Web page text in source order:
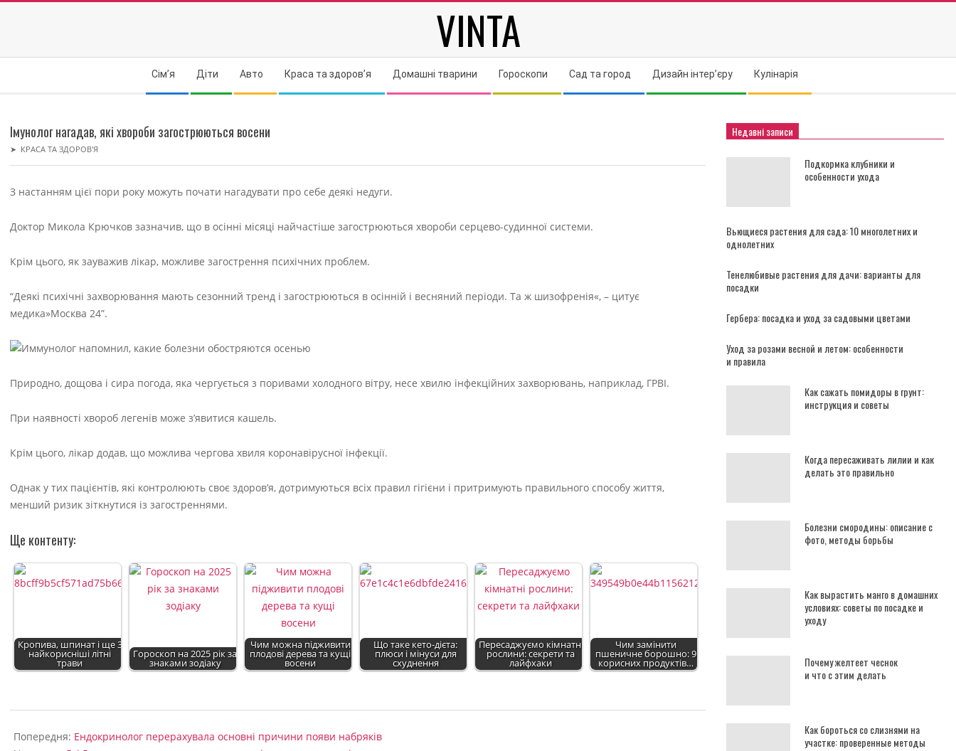
VINTA
Сім’я Діти Авто Краса та здоров’я Домашні тварини Гороскопи Сад та город Дизайн інтер’єру Кулінарія
Імунолог нагадав, які хвороби загострюються восени
➤ КРАСА ТА ЗДОРОВ'Я
З настанням цієї пори року можуть почати нагадувати про себе деякі недуги.
Доктор Микола Крючков зазначив, що в осінні місяці найчастіше загострюються хвороби серцево-судинної системи.
Крім цього, як зауважив лікар, можливе загострення психічних проблем.
“Деякі психічні захворювання мають сезонний тренд і загострюються в осінній і весняний періоди. Та ж шизофренія«, – цитує
медика»Москва 24”.
Природно, дощова і сира погода, яка чергується з поривами холодного вітру, несе хвилю інфекційних захворювань, наприклад, ГРВІ.
При наявності хвороб легенів може з’явитися кашель.
Крім цього, лікар додав, що можлива чергова хвиля коронавірусної інфекції.
Однак у тих пацієнтів, які контролюють своє здоров’я, дотримуються всіх правил гігієни і притримують правильного способу життя,
менший ризик зіткнутися із загостреннями.
Ще контенту:
Кропива, шпинат і ще 3
найкорисніші літні
трави
Гороскоп на 2025 рік за
знаками зодіаку
Чим можна підживити
плодові дерева та кущі
восени
Що таке кето-дієта:
плюси і мінуси для
схуднення
Пересаджуємо кімнатні
рослини: секрети та
лайфхаки
Чим замінити
пшеничне борошно: 9
корисних продуктів…
09-
Попередня: Ендокринолог перерахувала основні причини появи набряків
Недавні записи
Подкормка клубники и
особенности ухода
Вьющиеся растения для сада: 10 многолетних и
однолетних
Тенелюбивые растения для дачи: варианты для
посадки
Гербера: посадка и уход за садовыми цветами
Уход за розами весной и летом: особенности
и правила
Как сажать помидоры в грунт:
инструкция и советы
Когда пересаживать лилии и как
делать это правильно
Болезни смородины: описание с
фото, методы борьбы
Как вырастить манго в домашних
условиях: советы по посадке и
уходу
Почему желтеет чеснок
и что с этим делать
Как бороться со слизнями на
участке: проверенные методы